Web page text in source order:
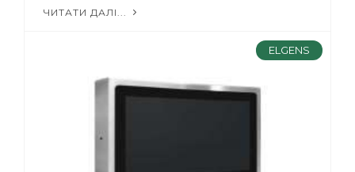
ЧИТАТИ ДАЛІ...
ELGENS